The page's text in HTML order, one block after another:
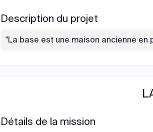
Description du projet
"La base est une maison ancienne
Détails de la mission